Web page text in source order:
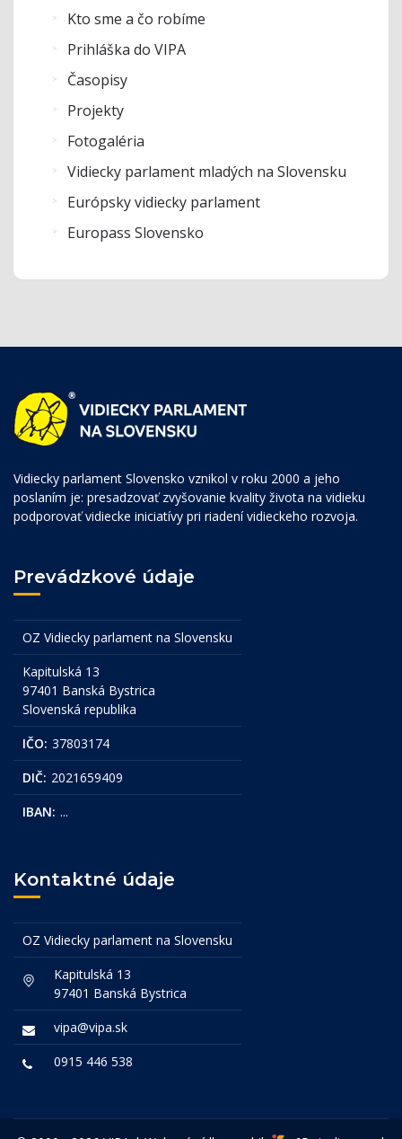
Kto sme a čo robíme
Prihláška do VIPA
Časopisy
Projekty
Fotogaléria
Vidiecky parlament mladých na Slovensku
Európsky vidiecky parlament
Europass Slovensko
Vidiecky parlament Slovensko vznikol v roku 2000 a jeho
poslaním je: presadzovať zvyšovanie kvality života na vidieku
podporovať vidiecke iniciatívy pri riadení vidieckeho rozvoja.
Prevádzkové údaje
OZ Vidiecky parlament na Slovensku
Kapitulská 13
97401 Banská Bystrica
Slovenská republika
IČO: 37803174
DIČ: 2021659409
IBAN: ...
Kontaktné údaje
OZ Vidiecky parlament na Slovensku
Kapitulská 13
97401 Banská Bystrica
vipa@vipa.sk
0915 446 538